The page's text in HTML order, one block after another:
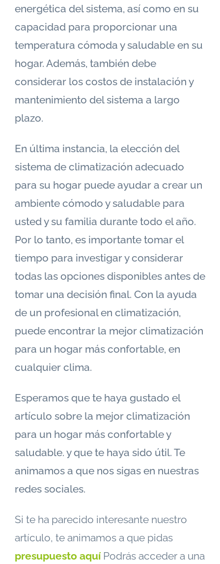
energética del sistema, así como en su
capacidad para proporcionar una
temperatura cómoda y saludable en su
hogar. Además, también debe
considerar los costos de instalación y
mantenimiento del sistema a largo
plazo.
En última instancia, la elección del
sistema de climatización adecuado
para su hogar puede ayudar a crear un
ambiente cómodo y saludable para
usted y su familia durante todo el año.
Por lo tanto, es importante tomar el
tiempo para investigar y considerar
todas las opciones disponibles antes de
tomar una decisión final. Con la ayuda
de un profesional en climatización,
puede encontrar la mejor climatización
para un hogar más confortable, en
cualquier clima.
Esperamos que te haya gustado el
artículo sobre la mejor climatización
para un hogar más confortable y
saludable. y que te haya sido útil. Te
animamos a que nos sigas en nuestras
redes sociales.
Si te ha parecido interesante nuestro
artículo, te animamos a que pidas
presupuesto aquí Podrás acceder a una